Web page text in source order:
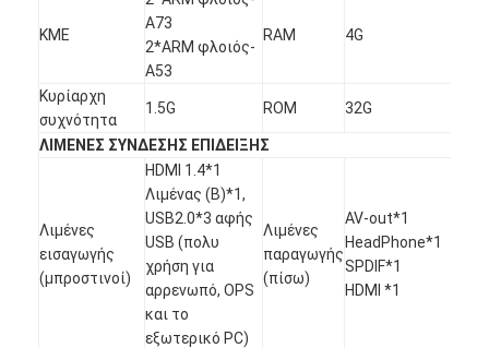
ΚΜΕ
A73
2*ARM φλοιός-
A53
RAM 4G
Κυρίαρχη
συχνότητα
1.5G ROM 32G
ΛΙΜΕΝΕΣ ΣΥΝΔΕΣΗΣ ΕΠΙΔΕΙΞΗΣ
Λιμένες
εισαγωγής
(μπροστινοί)
HDMI 1.4*1
Λιμένας (B)*1,
USB2.0*3 αφής
USB (πολυ
χρήση για
αρρενωπό, OPS
και το
εξωτερικό PC)
Λιμένες
παραγωγής
(πίσω)
AV-out*1
HeadPhone*1
SPDIF*1
HDMI *1